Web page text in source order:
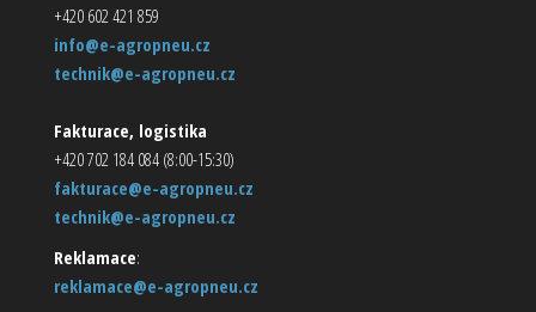
+420 602 421 859
info@e-agropneu.cz
technik@e-agropneu.cz
Fakturace, logistika
+420 702 184 084 (8:00-15:30)
fakturace@e-agropneu.cz
technik@e-agropneu.cz
Reklamace:
reklamace@e-agropneu.cz